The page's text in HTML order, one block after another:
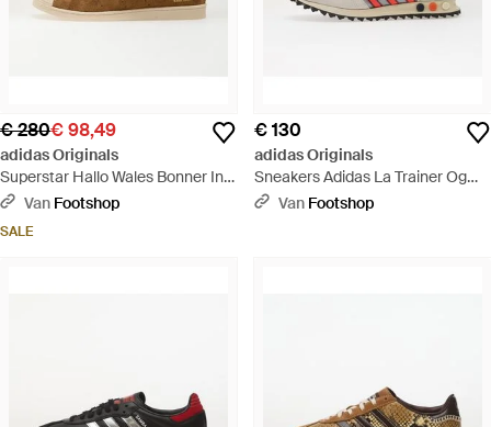
€ 280€ 98,49
adidas Originals
Superstar Hallo Wales Bonner In
Tabak - Bruin
Van Footshop
SALE
€ 130
adidas Originals
Sneakers Adidas La Trainer Og
Metallic/ Supplier Colour/ Dark
Van Footshop